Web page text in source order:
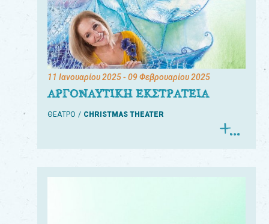
11 Ιανουαρίου 2025- 09 Φεβρουαρίου 2025
ΑΡΓΟΝΑΥΤΙΚΗ ΕΚΣΤΡΑΤΕΙΑ
ΘΕΑΤΡΟ CHRISTMAS THEATER